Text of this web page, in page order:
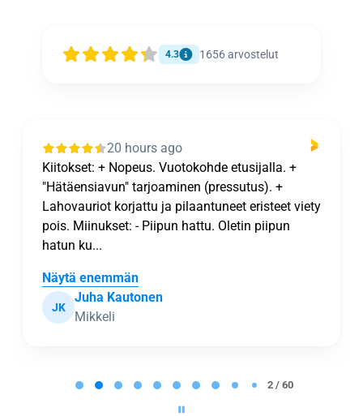
4.3 1656arvostelut
20 hours ago
Kiitokset: + Nopeus. Vuotokohde etusijalla. +
"Hätäensiavun" tarjoaminen (pressutus). +
Lahovauriot korjattu ja pilaantuneet eristeet viety
pois. Miinukset: - Piipun hattu. Oletin piipun
hatun ku...
Näytä enemmän
JK
Juha Kautonen
Mikkeli
2 / 60